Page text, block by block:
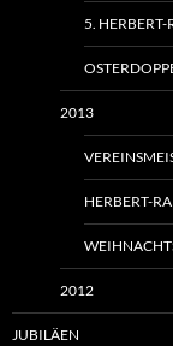
5.
2013
HERBERT-
2012
JUBILÄEN